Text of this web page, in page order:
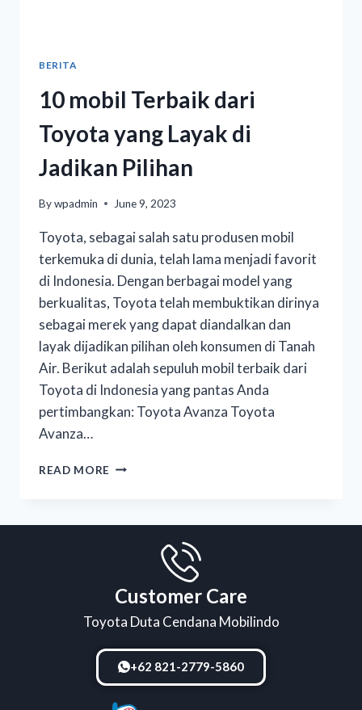
BERITA
10 mobil Terbaik dari
Toyota yang Layak di
Jadikan Pilihan
Bywpadmin June 9, 2023
Toyota, sebagai salah satu produsen mobil
terkemuka di dunia, telah lama menjadi favorit
di Indonesia. Dengan berbagai model yang
berkualitas, Toyota telah membuktikan dirinya
sebagai merek yang dapat diandalkan dan
layak dijadikan pilihan oleh konsumen di Tanah
Air. Berikut adalah sepuluh mobil terbaik dari
Toyota di Indonesia yang pantas Anda
pertimbangkan: Toyota Avanza Toyota
Avanza…
READ MORE
Customer Care
Toyota Duta Cendana Mobilindo
+62 821-2779-5860